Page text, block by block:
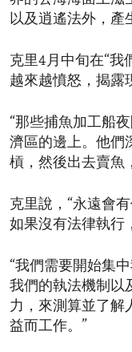
以及逍遙法外，產
克里4月中旬在“我
越來越憤怒，揭露
“那些捕魚加工船
濟區的邊上。他們
槓，然後出去賣魚
克里說，“永遠會
如果沒有法律執行
“我們需要開始集
我們的執法機制以
力，來測算並了解
益而工作。”